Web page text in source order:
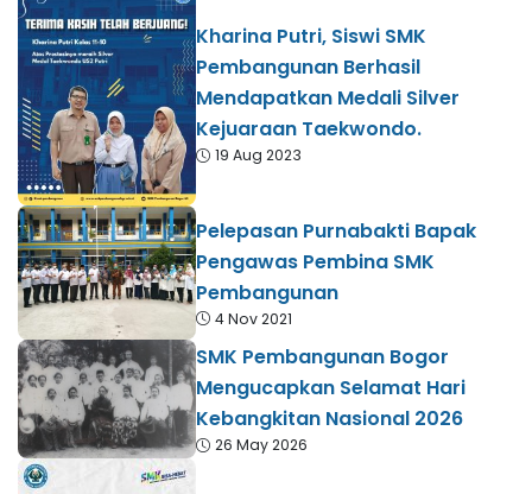
Kharina Putri, Siswi SMK
Pembangunan Berhasil
Mendapatkan Medali Silver
Kejuaraan Taekwondo.
19 Aug 2023
Pelepasan Purnabakti Bapak
Pengawas Pembina SMK
Pembangunan
4 Nov 2021
SMK Pembangunan Bogor
Mengucapkan Selamat Hari
Kebangkitan Nasional 2026
26 May 2026